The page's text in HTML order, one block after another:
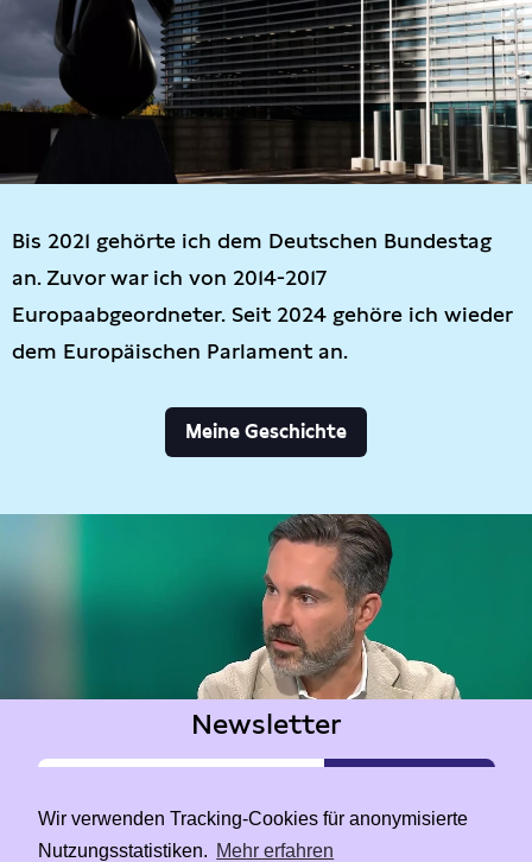
Wir verwenden Tracking-Cookies für anonymisierte
Nutzungsstatistiken. Mehr erfahren
Bis 2021 gehörte ich dem Deutschen Bundestag
an. Zuvor war ich von 2014-2017
Europaabgeordneter. Seit 2024 gehöre ich wieder
dem Europäischen Parlament an.
Meine Geschichte
Newsletter